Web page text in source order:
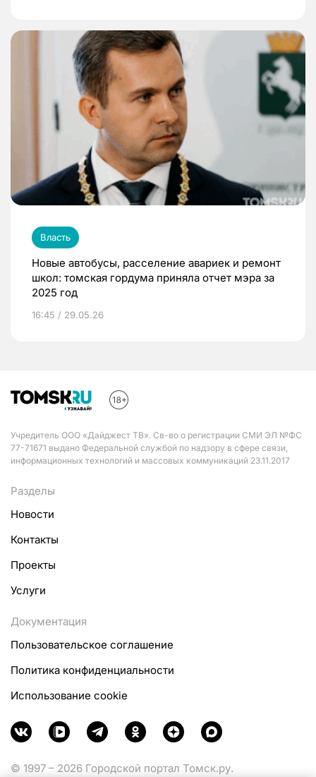
Власть
Новые автобусы, расселение авариек и ремонт
школ: томская гордума приняла отчет мэра за
2025 год
16:45 / 29.05.26
Учредитель ООО «Дайджест ТВ». Св-во о регистрации СМИ ЭЛ №ФС
77-71671 выдано Федеральной службой по надзору в сфере связи,
информационных технологий и массовых коммуникаций 23.11.2017
Разделы
Новости
Контакты
Проекты
Услуги
Документация
Пользовательское соглашение
Политика конфиденциальности
Использование cookie
© 1997 – 2026 Городской портал Томск.ру.